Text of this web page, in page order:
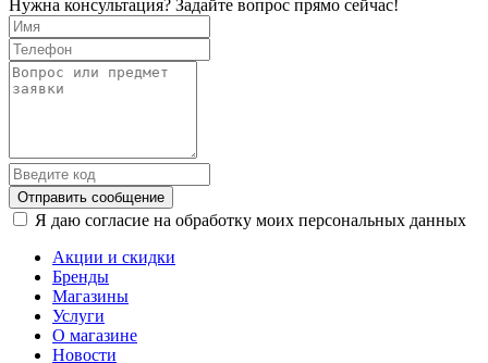
Нужна консультация? Задайте вопрос прямо сейчас!
Отправить сообщение
Я даю согласие на обработку моих персональных данных
Акции и скидки
Бренды
Магазины
Услуги
О магазине
Новости